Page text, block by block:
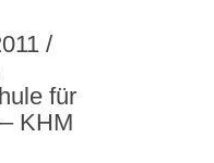
/
für
KHM